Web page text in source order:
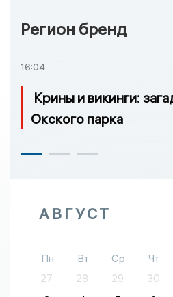
Регион бренд
16:04
Крины и викинги:
Окского парка
АВГУСТ
Пн Вт Ср Чт
27
28 29 30